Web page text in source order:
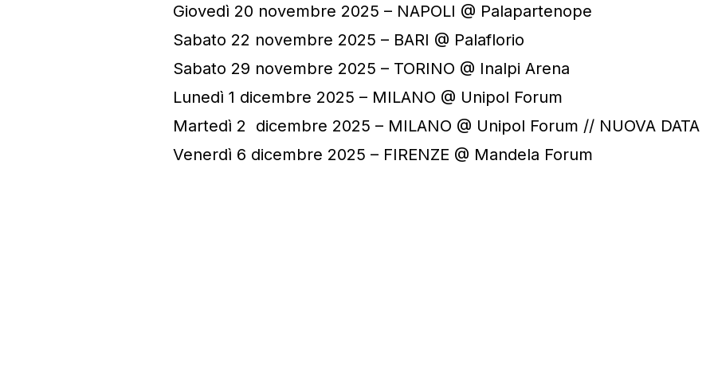
⁠Giovedì 20 novembre 2025 – NAPOLI @ Palapartenope
Sabato 22 novembre 2025 – BARI @ Palaflorio
Sabato 29 novembre 2025 – TORINO @ Inalpi Arena
⁠⁠Lunedì 1 dicembre 2025 – MILANO @ Unipol Forum
⁠⁠Martedì 2 dicembre 2025 – MILANO @ Unipol Forum // NUOVA DATA
Venerdì 6 dicembre 2025 – FIRENZE @ Mandela Forum